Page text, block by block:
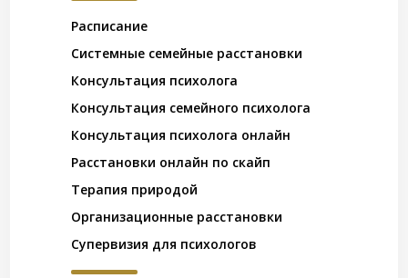
Расписание
Системные семейные расстановки
Консультация психолога
Консультация семейного психолога
Консультация психолога онлайн
Расстановки онлайн по скайп
Терапия природой
Организационные расстановки
Супервизия для психологов